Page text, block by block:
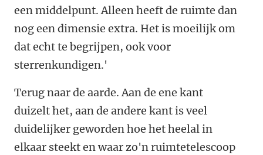
een middelpunt. Alleen heeft de ruimte dan
nog een dimensie extra. Het is moeilijk om
dat echt te begrijpen, ook voor
sterrenkundigen.'
Terug naar de aarde. Aan de ene kant
duizelt het, aan de andere kant is veel
duidelijker geworden hoe het heelal in
elkaar steekt en waar zo'n ruimtetelescoop